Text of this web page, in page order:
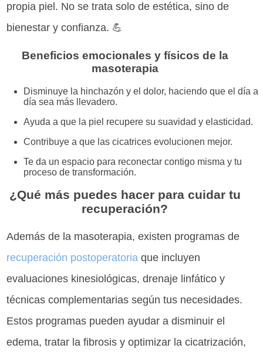
propia piel. No se trata solo de estética, sino de
bienestar y confianza. 💪
Beneficios emocionales y físicos de la
masoterapia
Disminuye la hinchazón y el dolor, haciendo que el día a
día sea más llevadero.
Ayuda a que la piel recupere su suavidad y elasticidad.
Contribuye a que las cicatrices evolucionen mejor.
Te da un espacio para reconectar contigo misma y tu
proceso de transformación.
¿Qué más puedes hacer para cuidar tu
recuperación?
Además de la masoterapia, existen programas de
recuperación postoperatoria que incluyen
evaluaciones kinesiológicas, drenaje linfático y
técnicas complementarias según tus necesidades.
Estos programas pueden ayudar a disminuir el
edema, tratar la fibrosis y optimizar la cicatrización,